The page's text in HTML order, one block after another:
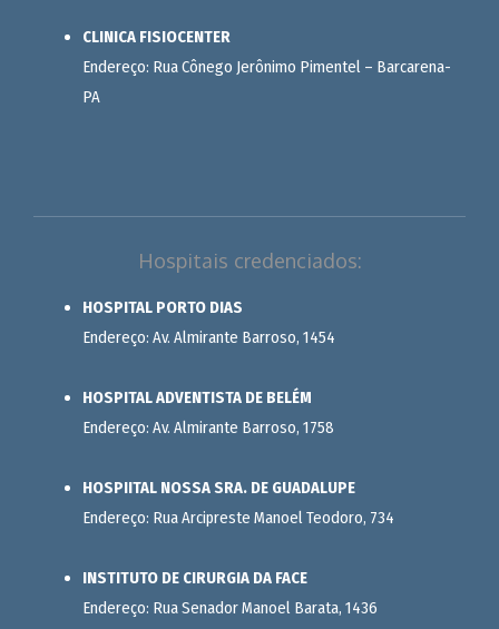
CLINICA FISIOCENTER
Endereço: Rua Cônego Jerônimo Pimentel – Barcarena-
PA
Hospitais credenciados:
HOSPITAL PORTO DIAS
Endereço: Av. Almirante Barroso, 1454
HOSPITAL ADVENTISTA DE BELÉM
Endereço: Av. Almirante Barroso, 1758
HOSPIITAL NOSSA SRA. DE GUADALUPE
Endereço: Rua Arcipreste Manoel Teodoro, 734
INSTITUTO DE CIRURGIA DA FACE
Endereço: Rua Senador Manoel Barata, 1436